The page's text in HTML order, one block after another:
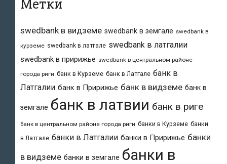
Метки
swedbank в видземе swedbank в земгале swedbank в
курземе swedbank в латгале swedbank в латгалии
swedbank в пририжье swedbank в центральном районе
города риги банк в Курземе банк в Латгале банк в
Латгалии банк в Пририжье банк в видземе банк в
земгале банк в латвии банк в риге
банк в центральном районе города риги банки в Курземе банки
в Латгале банки в Латгалии банки в Пририжье банки
в видземе банки в земгале банки в